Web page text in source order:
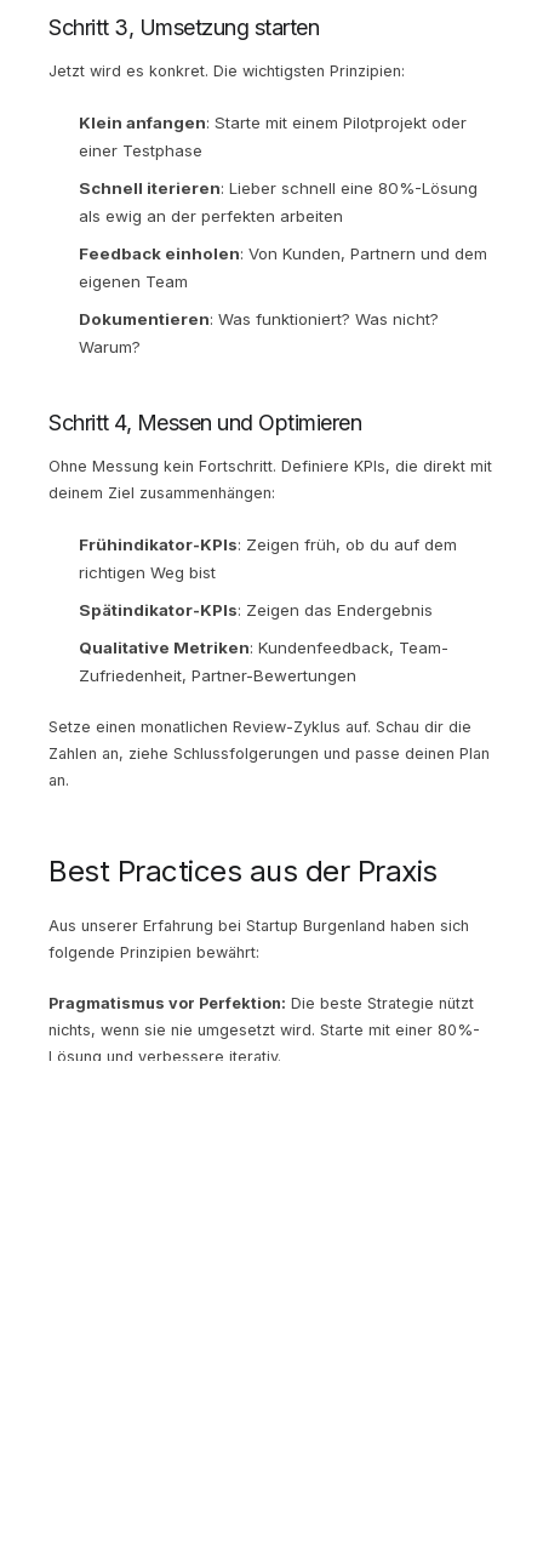
Schritt 3, Umsetzung starten
Jetzt wird es konkret. Die wichtigsten Prinzipien:
Klein anfangen: Starte mit einem Pilotprojekt oder
einer Testphase
Schnell iterieren: Lieber schnell eine 80%-Lösung
als ewig an der perfekten arbeiten
Feedback einholen: Von Kunden, Partnern und dem
eigenen Team
Dokumentieren: Was funktioniert? Was nicht?
Warum?
Schritt 4, Messen und Optimieren
Ohne Messung kein Fortschritt. Definiere KPIs, die direkt mit
deinem Ziel zusammenhängen:
Frühindikator-KPIs: Zeigen früh, ob du auf dem
richtigen Weg bist
Spätindikator-KPIs: Zeigen das Endergebnis
Qualitative Metriken: Kundenfeedback, Team-
Zufriedenheit, Partner-Bewertungen
Setze einen monatlichen Review-Zyklus auf. Schau dir die
Zahlen an, ziehe Schlussfolgerungen und passe deinen Plan
an.
Best Practices aus der Praxis
Aus unserer Erfahrung bei Startup Burgenland haben sich
folgende Prinzipien bewährt:
Pragmatismus vor Perfektion: Die beste Strategie nützt
nichts, wenn sie nie umgesetzt wird. Starte mit einer 80%-
Lösung und verbessere iterativ.